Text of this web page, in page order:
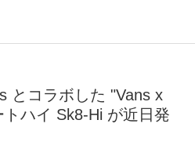
とコラボした "Vans x
ハイ Sk8-Hi が近日発